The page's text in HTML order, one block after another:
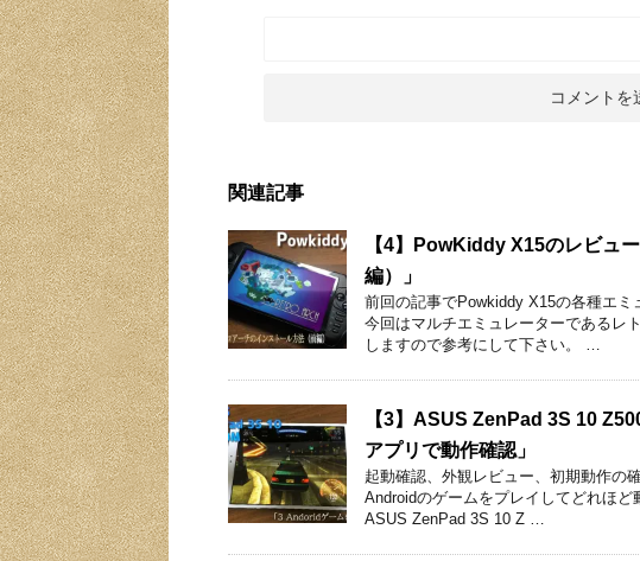
関連記事
【4】PowKiddy X15のレビュ
編）」
前回の記事でPowkiddy X15の各種エミ
今回はマルチエミュレーターであるレ
しますので参考にして下さい。 …
【3】ASUS ZenPad 3S 10
アプリで動作確認」
起動確認、外観レビュー、初期動作の
Androidのゲームをプレイしてどれほ
ASUS ZenPad 3S 10 Z …